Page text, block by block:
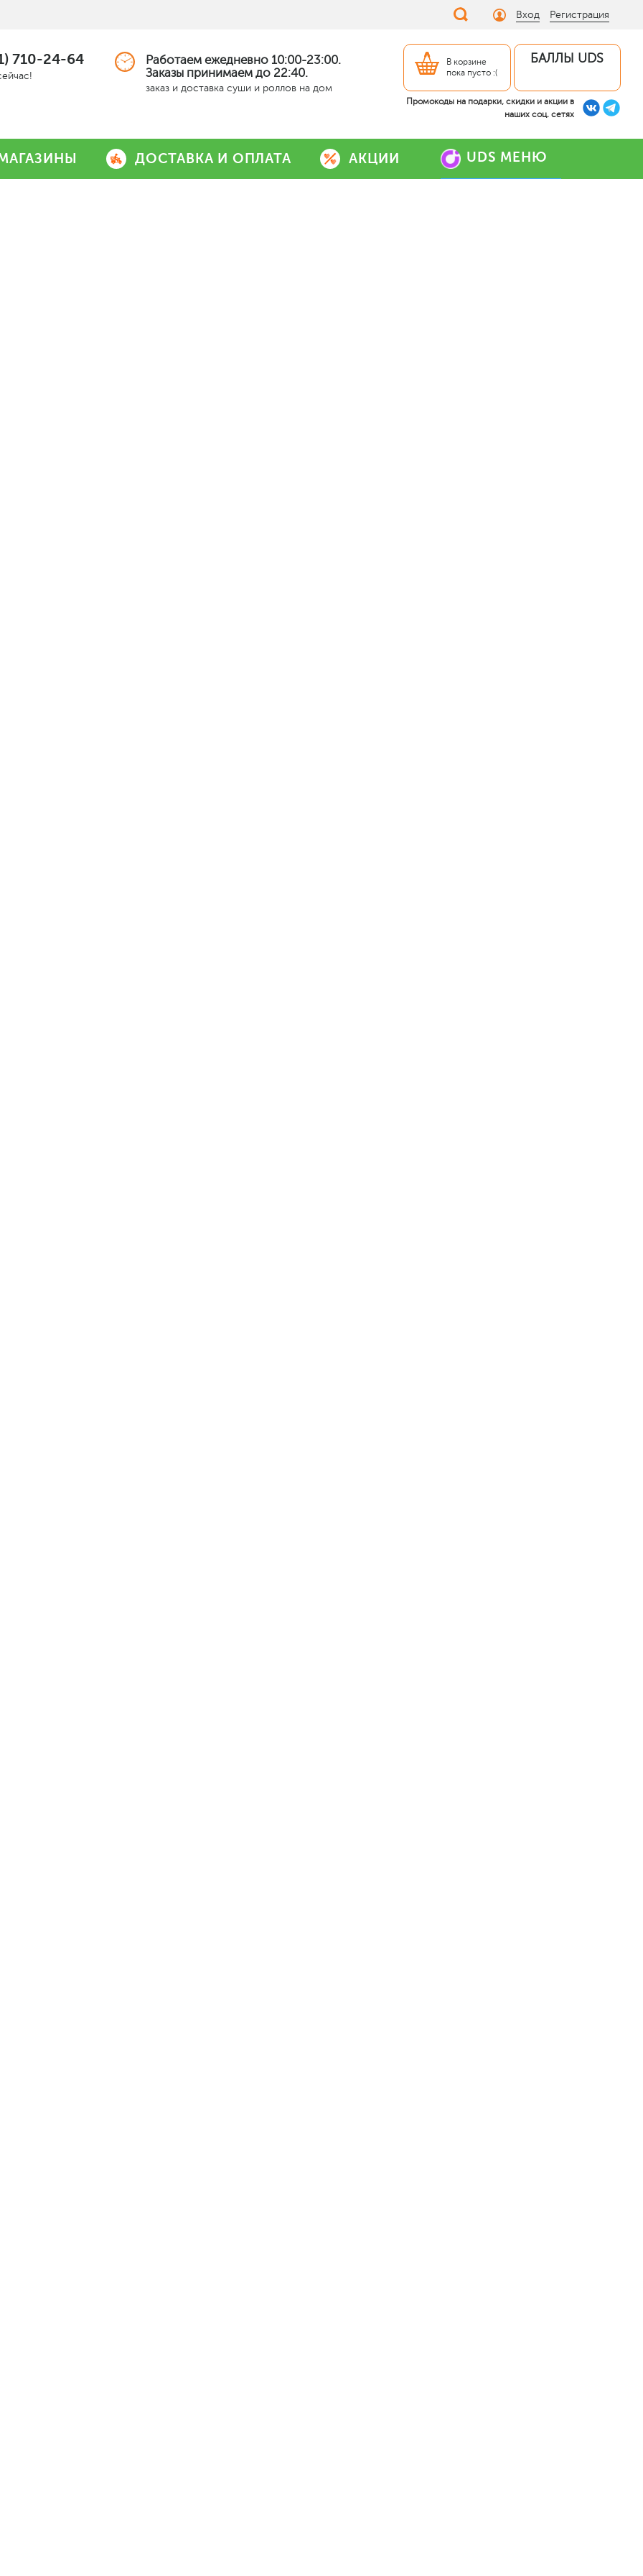
Вход Регистрация
710-24-64
Работаем ежедневно 10:00-23:00.
Заказы принимаем до 22:40.
заказ и доставка суши и роллов на дом
В корзине
пока пусто :(
БАЛЛЫ UDS
Промокоды на подарки, скидки и акции в
наших соц. сетях
ДОСТАВКА И ОПЛАТА АКЦИИ UDS МЕНЮ